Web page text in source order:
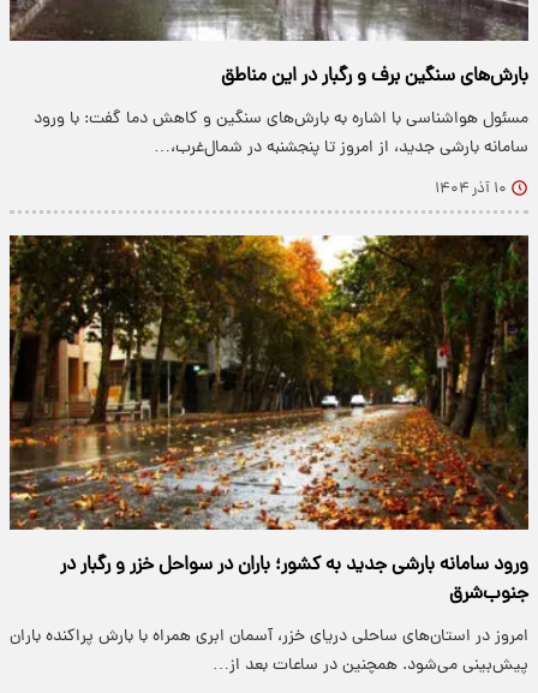
بارش‌های سنگین برف و رگبار در این مناطق
مسئول هواشناسی با اشاره به بارش‌های سنگین و کاهش دما گفت: با ورود
سامانه بارشی جدید، از امروز تا پنجشنبه در شمال‌غرب،…
۱۰ آذر ۱۴۰۴
ورود سامانه بارشی جدید به کشور؛ باران در سواحل خزر و رگبار در
جنوب‌شرق
امروز در استان‌های ساحلی دریای خزر، آسمان ابری همراه با بارش پراکنده باران
پیش‌بینی می‌شود. همچنین در ساعات بعد از…